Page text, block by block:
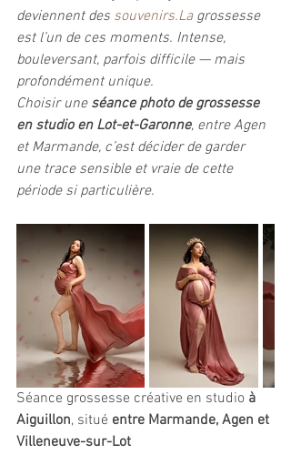
deviennent des souvenirs.La grossesse
est l’un de ces moments. Intense,
bouleversant, parfois difficile — mais
profondément unique.
Choisir une séance photo de grossesse
en studio en Lot-et-Garonne, entre Agen
et Marmande, c’est décider de garder
une trace sensible et vraie de cette
période si particulière.
Séance grossesse créative en studio à
Aiguillon, situé entre Marmande, Agen et
Villeneuve-sur-Lot